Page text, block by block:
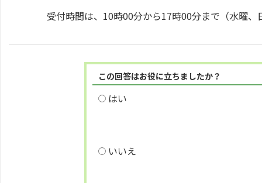
受付時間は、10時00分から17時00分まで（水曜
この回答はお役に立ちましたか？
はい
いいえ